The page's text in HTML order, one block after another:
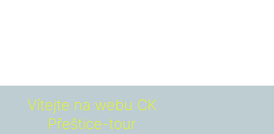
Vítejte na webu CK
Přeštice-tour